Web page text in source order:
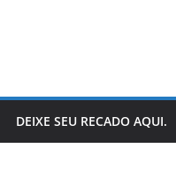
DEIXE SEU RECADO AQUI.